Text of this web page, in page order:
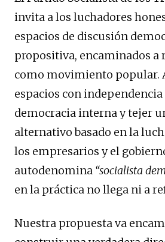
invita a los luchadores
espacios de discusión
propositiva, encaminados a
como movimiento popular.
espacios con independencia
democracia interna y tejer
alternativo basado en la
los empresarios y el
autodenomina “socialista
en la práctica no llega ni a
Nuestra propuesta va